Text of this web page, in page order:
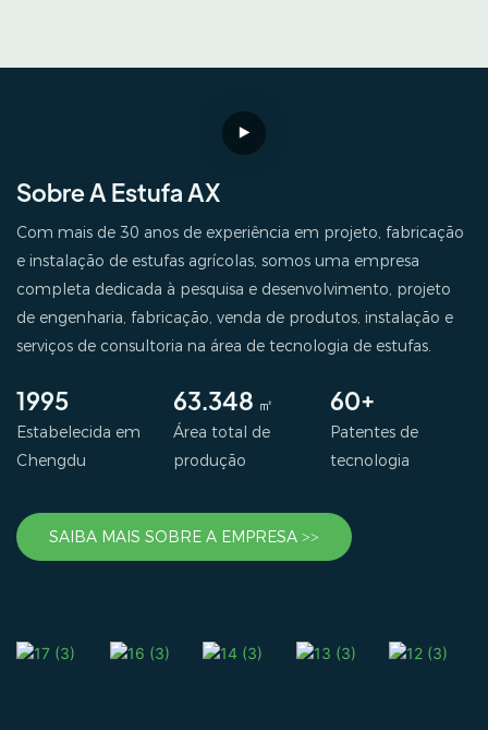
Sobre A Estufa AX
Com mais de 30 anos de experiência em projeto, fabricação
e instalação de estufas agrícolas, somos uma empresa
completa dedicada à pesquisa e desenvolvimento, projeto
de engenharia, fabricação, venda de produtos, instalação e
serviços de consultoria na área de tecnologia de estufas.
1995
Estabelecida em
Chengdu
63.348 ㎡
Área total de
produção
60+
Patentes de
tecnologia
SAIBA MAIS SOBRE A EMPRESA >>